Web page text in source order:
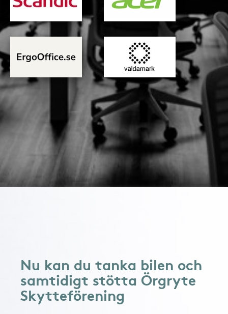
Nu kan du tanka bilen och
samtidigt stötta Örgryte
Skytteförening